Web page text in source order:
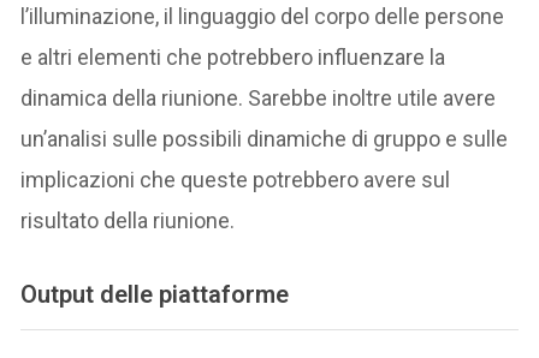
l’illuminazione, il linguaggio del corpo delle persone
e altri elementi che potrebbero influenzare la
dinamica della riunione. Sarebbe inoltre utile avere
un’analisi sulle possibili dinamiche di gruppo e sulle
implicazioni che queste potrebbero avere sul
risultato della riunione.
Output delle piattaforme